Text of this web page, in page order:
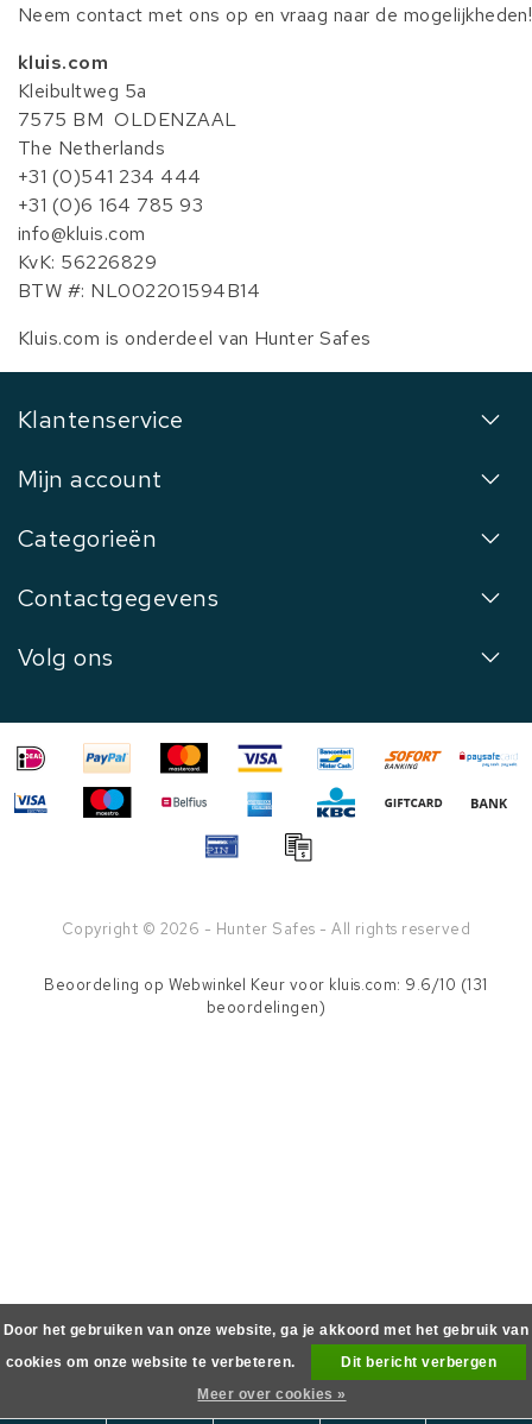
Neem contact met ons op en vraag naar de mogelijkheden!
kluis.com
Kleibultweg 5a
7575 BM OLDENZAAL
The Netherlands
+31 (0)541 234 444
+31 (0)6 164 785 93
info@kluis.com
KvK: 56226829
BTW #: NL002201594B14
Kluis.com is onderdeel van Hunter Safes
Klantenservice
Mijn account
Categorieën
Contactgegevens
Volg ons
Copyright © 2026 - Hunter Safes - All rights reserved
Beoordeling op Webwinkel Keur voor kluis.com: 9.6/10 (131
beoordelingen)
Door het gebruiken van onze website, ga je akkoord met het gebruik van
cookies om onze website te verbeteren.
Dit bericht verbergen
Meer over cookies »